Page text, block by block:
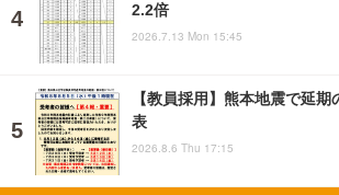
2.2倍
2026.7.13 Mon 15:45
【教員採用】熊本地震で延
表
2026.8.6 Thu 17:15